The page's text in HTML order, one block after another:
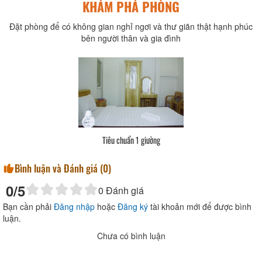
KHÁM PHÁ PHÒNG
Đặt phòng để có không gian nghỉ ngơi và thư giãn thật hạnh phúc
bên người thân và gia đình
Tiêu chuẩn 1 giường
Bình luận và Đánh giá (0)
0/5 0 Đánh giá
Bạn cần phải Đăng nhập hoặc Đăng ký tài khoản mới để được bình
luận.
Chưa có bình luận